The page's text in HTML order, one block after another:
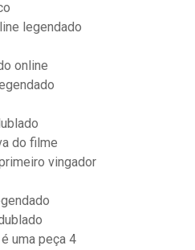
legendado
online
do filme
vingador
uma peça 4